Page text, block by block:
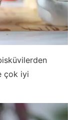
çok iyi